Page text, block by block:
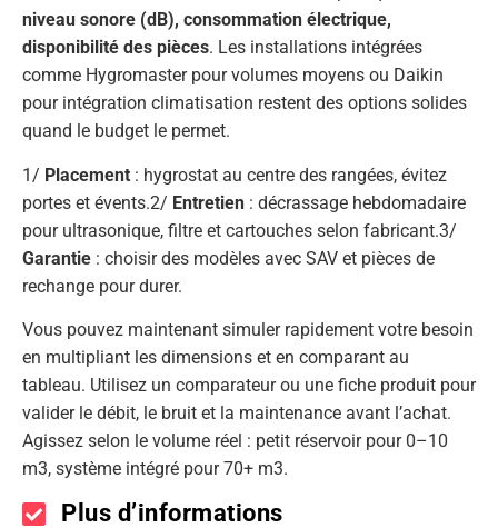
niveau sonore (dB), consommation électrique,
disponibilité des pièces. Les installations intégrées
comme Hygromaster pour volumes moyens ou Daikin
pour intégration climatisation restent des options solides
quand le budget le permet.
1/ Placement : hygrostat au centre des rangées, évitez
portes et évents.2/ Entretien : décrassage hebdomadaire
pour ultrasonique, filtre et cartouches selon fabricant.3/
Garantie : choisir des modèles avec SAV et pièces de
rechange pour durer.
Vous pouvez maintenant simuler rapidement votre besoin
en multipliant les dimensions et en comparant au
tableau. Utilisez un comparateur ou une fiche produit pour
valider le débit, le bruit et la maintenance avant l’achat.
Agissez selon le volume réel : petit réservoir pour 0–10
m3, système intégré pour 70+ m3.
Plus d’informations